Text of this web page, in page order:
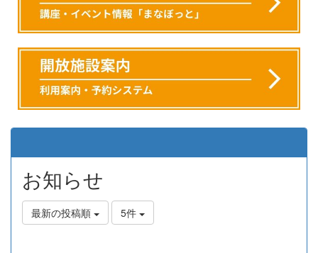
お知らせ
最新の投稿順 5件